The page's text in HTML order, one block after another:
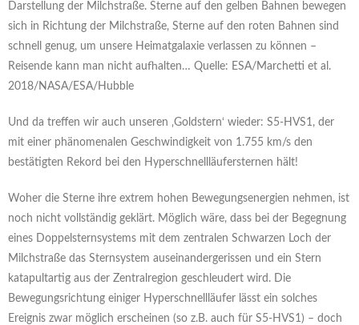
Darstellung der Milchstraße. Sterne auf den gelben Bahnen bewegen
sich in Richtung der Milchstraße, Sterne auf den roten Bahnen sind
schnell genug, um unsere Heimatgalaxie verlassen zu können –
Reisende kann man nicht aufhalten… Quelle: ESA/Marchetti et al.
2018/NASA/ESA/Hubble
Und da treffen wir auch unseren ‚Goldstern‘ wieder: S5-HVS1, der
mit einer phänomenalen Geschwindigkeit von 1.755 km/s den
bestätigten Rekord bei den Hyperschnellläufersternen hält!
Woher die Sterne ihre extrem hohen Bewegungsenergien nehmen, ist
noch nicht vollständig geklärt. Möglich wäre, dass bei der Begegnung
eines Doppelsternsystems mit dem zentralen Schwarzen Loch der
Milchstraße das Sternsystem auseinandergerissen und ein Stern
katapultartig aus der Zentralregion geschleudert wird. Die
Bewegungsrichtung einiger Hyperschnellläufer lässt ein solches
Ereignis zwar möglich erscheinen (so z.B. auch für S5-HVS1) – doch